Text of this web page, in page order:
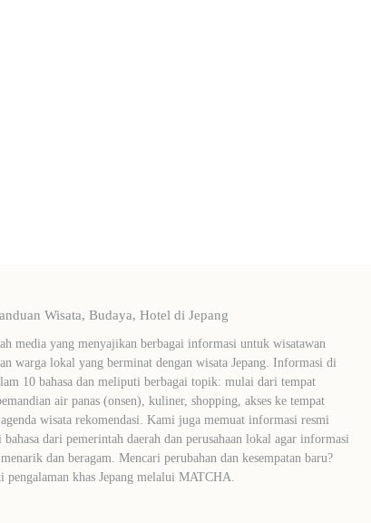
Wisata, Budaya, Hotel di Jepang
media yang menyajikan berbagai informasi untuk wisatawan
warga lokal yang berminat dengan wisata Jepang. Informasi di
10 bahasa dan meliputi berbagai topik: mulai dari tempat
air panas (onsen), kuliner, shopping, akses ke tempat
wisata rekomendasi. Kami juga memuat informasi resmi
bahasa dari pemerintah daerah dan perusahaan lokal agar informasi
dan beragam. Mencari perubahan dan kesempatan baru?
pengalaman khas Jepang melalui MATCHA.